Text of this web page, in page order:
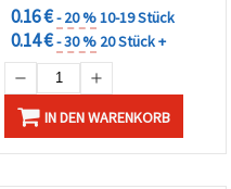
0.16 €- 20 %10-19 Stück
0.14 €- 30 % 20 Stück +
IN DEN WARENKORB